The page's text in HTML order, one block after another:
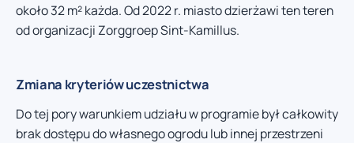
około 32 m² każda. Od 2022 r. miasto dzierżawi ten teren
od organizacji Zorggroep Sint-Kamillus.
Zmiana kryteriów uczestnictwa
Do tej pory warunkiem udziału w programie był całkowity
brak dostępu do własnego ogrodu lub innej przestrzeni